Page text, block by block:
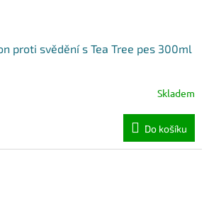
proti svědění s Tea Tree pes 300ml
Skladem
Do košíku